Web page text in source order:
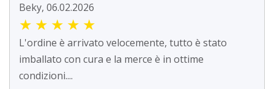
Beky, 06.02.2026
★ ★ ★ ★ ★
L'ordine è arrivato velocemente, tutto è stato
imballato con cura e la merce è in ottime
condizioni....